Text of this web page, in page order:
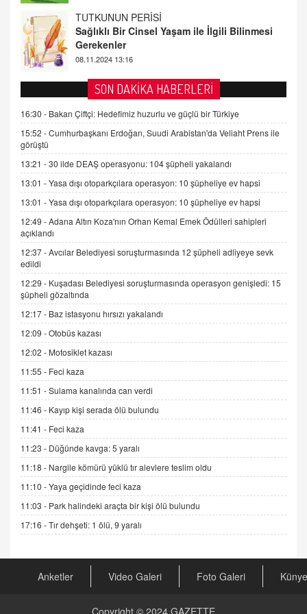
FARUK ÖNALAN
Tezkere Onaylanmasaydı…
2 Kasım 2021 Salı 00:11
AV. DOĞAN CAN DOĞAN
Kişisel verilerin korunması ve dijital hukukun
gelişimi
15.09.2025 16:17
SEHER EREK
Kış Ayları Geldi, Hangi Önlemler Alınmalı?
9.12.2025 10:11
İNCİ GÜL AKÖL
06.07.2026 13:00
ADEM AKÖL
Esed Destekçilerinin Yüzüne Vurulan Şamar:
Sednaya
11.12.2024 12:30
DR. EKREM ASLAN
Gerçek Ne, Algı Ne? "Beraber Yürüyoruz"
Cümlesinin Peşinden
19.07.2025 12:45
GÖNÜL MENEKŞE
Şifacının Yolu
04.11.2025 12:56
AV. RÜMEYSA ÖZKALE
Kira Uyuşmazlıklarında Dava Açmadan Önce
Arabulucuya Başvuru Şartı
CAN UĞURATEŞ
Değişen yapısıyla Suriye
SON DAKİKA HABERLERİ
16:30 - Bakan Çiftçi: Hedefimiz huzurlu ve güçlü bir Türkiye
15:52 -Cumhurbaşkanı Erdoğan, Suudi Arabistan'da Veliaht Prens ile
görüştü
13:21 -30 ilde DEAŞ operasyonu: 104 şüpheli yakalandı
13:01 -Yasa dışı otoparkçılara operasyon: 10 şüpheliye ev hapsi
13:01 -Yasa dışı otoparkçılara operasyon: 10 şüpheliye ev hapsi
12:49 -Adana Altın Koza'nın Orhan Kemal Emek Ödülleri sahipleri
açıklandı
12:37 -Avcılar Belediyesi soruşturmasında 12 şüpheli adliyeye sevk
edildi
12:29 - Kuşadası Belediyesi soruşturmasında operasyon genişledi: 15
şüpheli gözaltında
12:17 - Baz istasyonu hırsızı yakalandı
12:09 -Otobüs kazası
12:02 - Motosiklet kazası
11:55 - Feci kaza
11:51 -Sulama kanalında can verdi
11:46 - Kayıp kişi serada ölü bulundu
11:41 - Feci kaza
11:23 - Düğünde kavga: 5 yaralı
11:18 - Nargile kömürü yüklü tır alevlere teslim oldu
11:10 -Yaya geçidinde feci kaza
11:03 - Park halindeki araçta bir kişi ölü bulundu
17:16 -Tır dehşeti: 1 ölü, 9 yaralı
Anketler Video Galeri Foto Galeri Künye